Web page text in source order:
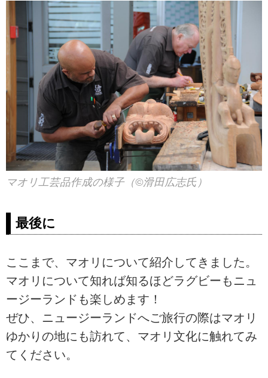
マオリ工芸品作成の様子（©滑田広志氏）
最後に
ここまで、マオリについて紹介してきました。
マオリについて知れば知るほどラグビーもニュ
ージーランドも楽しめます！
ぜひ、ニュージーランドへご旅行の際はマオリ
ゆかりの地にも訪れて、マオリ文化に触れてみ
てください。